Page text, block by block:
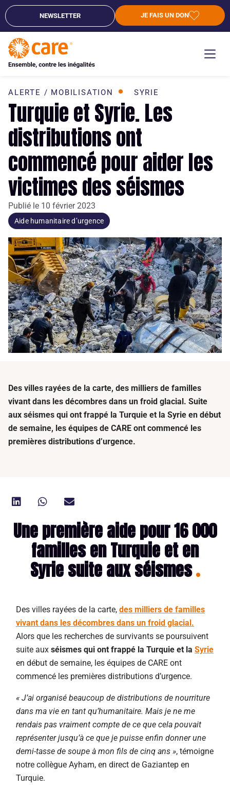
NEWSLETTER JE FAIS UN DON
ALERTE / MOBILISATION SYRIE
Turquie et Syrie. Les
distributions ont
commencé pour aider les
victimes des séismes
Publié le 10 février 2023
Aide humanitaire d’urgence
Des villes rayées de la carte, des milliers de familles
vivant dans les décombres dans un froid glacial. Suite
aux séismes qui ont frappé la Turquie et la Syrie en début
de semaine, les équipes de CARE ont commencé les
premières distributions d’urgence.
Une première aide pour 16 000
familles en Turquie et en
Syrie suite aux séismes
Des villes rayées de la carte, des milliers de familles
vivant dans les décombres dans un froid glacial.
Alors que les recherches de survivants se poursuivent
suite aux séismes qui ont frappé la Turquie et la Syrie
en début de semaine, les équipes de CARE ont
commencé les premières distributions d’urgence.
« J’ai organisé beaucoup de distributions de nourriture
dans ma vie en tant qu’humanitaire. Mais je ne me
rendais pas vraiment compte de ce que cela pouvait
représenter jusqu’à ce que je puisse enfin donner une
demi-tasse de soupe à mon fils de cinq ans », témoigne
notre collègue Ayham, en direct de Gaziantep en
Turquie.